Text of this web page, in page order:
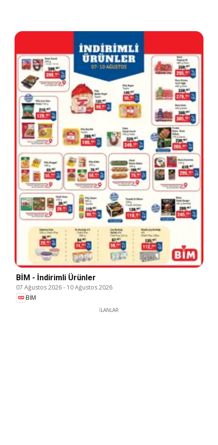
BİM - İndirimli Ürünler
07 Ağustos 2026- 10 Ağustos 2026
BİM
İLANLAR